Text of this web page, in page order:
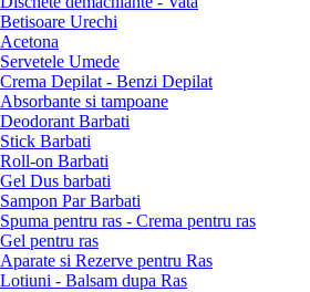
Betisoare Urechi
Acetona
Servetele Umede
Crema Depilat - Benzi Depilat
Absorbante si tampoane
Deodorant Barbati
Stick Barbati
Roll-on Barbati
Gel Dus barbati
Sampon Par Barbati
Spuma pentru ras - Crema pentru ras
Gel pentru ras
Aparate si Rezerve pentru Ras
Lotiuni - Balsam dupa Ras